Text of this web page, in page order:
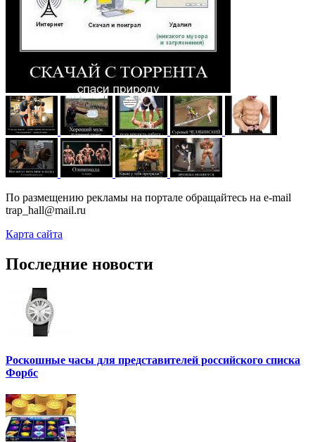
По размещению рекламы на портале обращайтесь на e-mail
trap_hall@mail.ru
Карта сайта
Последние новости
Роскошные часы для представителей российского списка
Форбс